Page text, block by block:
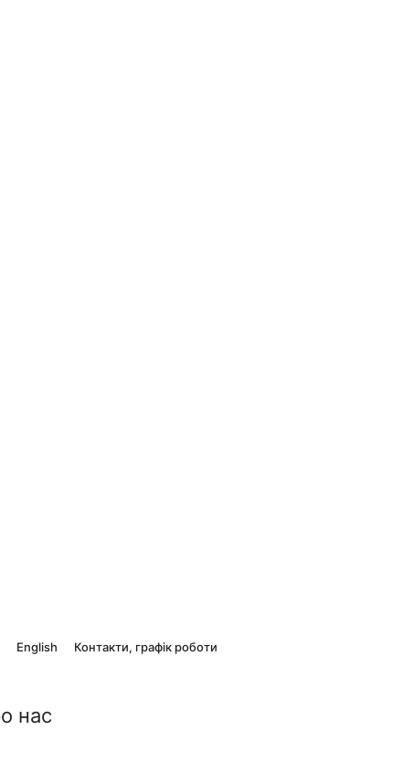
English Контакти, графік роботи
нас